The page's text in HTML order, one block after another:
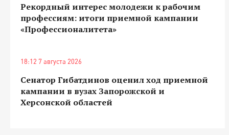
Рекордный интерес молодежи к рабочим
профессиям: итоги приемной кампании
«Профессионалитета»
18:12 7 августа 2026
Сенатор Гибатдинов оценил ход приемной
кампании в вузах Запорожской и
Херсонской областей